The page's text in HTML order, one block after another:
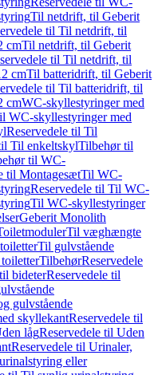
Til netdrift, til Geberit
til Til netdrift, til
cmTil netdrift, til Geberit
til Til netdrift, til
cmTil batteridrift, til Geberit
til Til batteridrift, til
cmWC-skyllestyringer med
WC-skyllestyringer med
Reservedele til Til
Til enkeltskylTilbehør til
til WC-
til MontagesætTil WC-
Reservedele til Til WC-
Til WC-skyllestyringer
Geberit Monolith
Til væghængte
Til gulvstående
TilbehørReservedele
bideterReservedele til
gulvstående
skyllekantReservedele til
lågReservedele til Uden
Reservedele til Urinaler,
eller